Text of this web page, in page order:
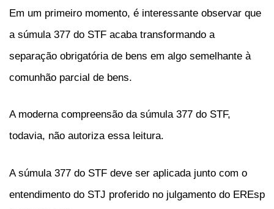
Em um primeiro momento, é interessante observar que
a súmula 377 do STF acaba transformando a
separação obrigatória de bens em algo semelhante à
comunhão parcial de bens.
A moderna compreensão da súmula 377 do STF,
todavia, não autoriza essa leitura.
A súmula 377 do STF deve ser aplicada junto com o
entendimento do STJ proferido no julgamento do EREsp